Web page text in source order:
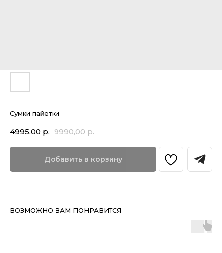
Сумки пайетки
4995,00 р. 9990,00 р.
Добавить в корзину
ВОЗМОЖНО ВАМ ПОНРАВИТСЯ